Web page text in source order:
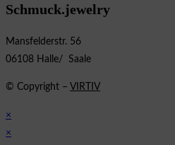
Schmuck.jewelry
Mansfelderstr. 56
06108 Halle/ Saale
© Copyright – VIRTIV
×
×